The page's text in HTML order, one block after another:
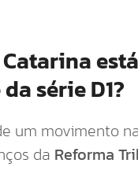
série D1?
um movimento
da Reforma